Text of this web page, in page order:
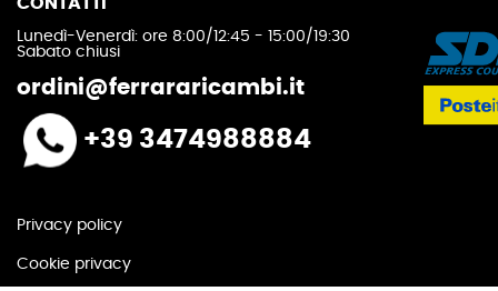
Lunedì-Venerdì: ore 8:00/12:45 - 15:00/19:30
Sabato chiusi
ordini@ferrararicambi.it
+39 3474988884
Privacy policy
Cookie privacy